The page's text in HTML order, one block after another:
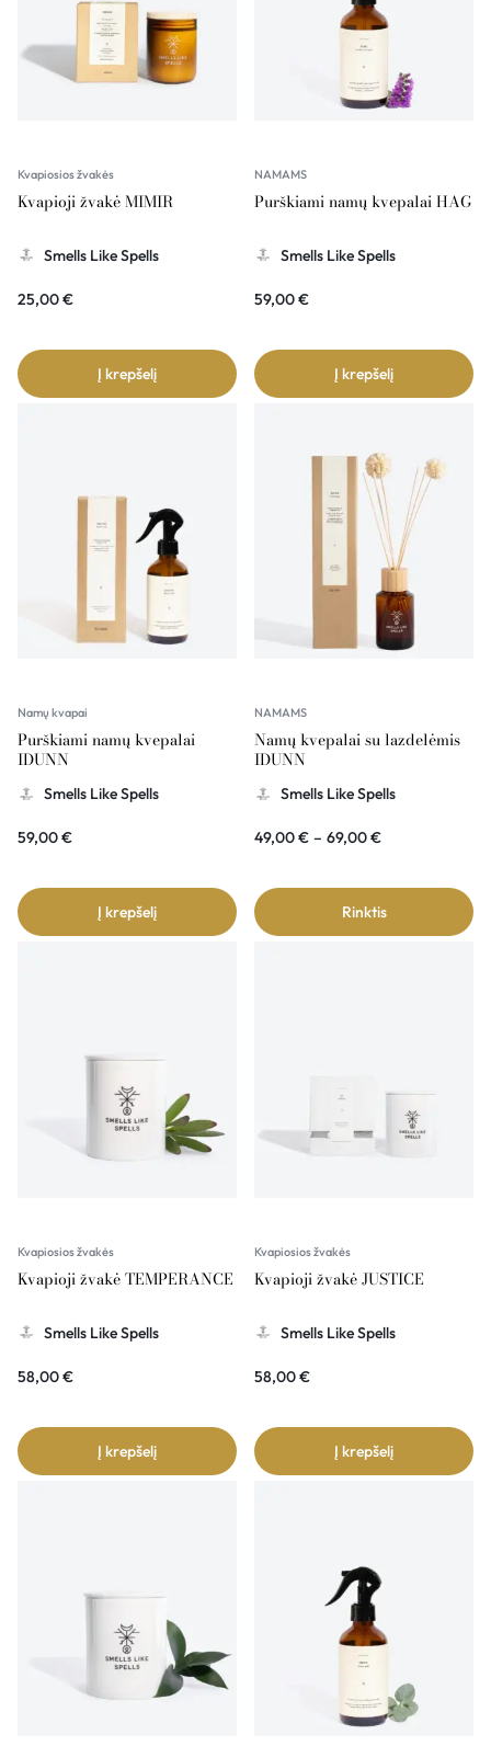
Kvapiosios žvakės
Kvapioji žvakė MIMIR
Smells Like Spells
25,00€
Į krepšelį
NAMAMS
Purškiami namų kvepalai HAG
Smells Like Spells
59,00€
Į krepšelį
Namų kvapai
Purškiami namų kvepalai
IDUNN
Smells Like Spells
59,00€
Į krepšelį
NAMAMS
Namų kvepalai su lazdelėmis
IDUNN
Smells Like Spells
49,00€ – 69,00€
Rinktis
Kvapiosios žvakės
Kvapioji žvakė TEMPERANCE
Smells Like Spells
58,00€
Į krepšelį
Kvapiosios žvakės
Kvapioji žvakė JUSTICE
Smells Like Spells
58,00€
Į krepšelį